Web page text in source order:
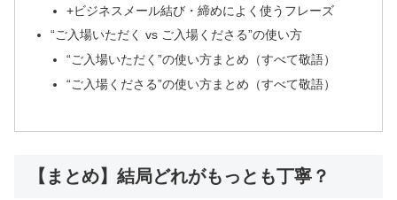
+ビジネスメール結び・締めによく使うフレーズ
“ご入場いただく vs ご入場くださる”の使い方
“ご入場いただく”の使い方まとめ（すべて敬語）
“ご入場くださる”の使い方まとめ（すべて敬語）
【まとめ】結局どれがもっとも丁寧？